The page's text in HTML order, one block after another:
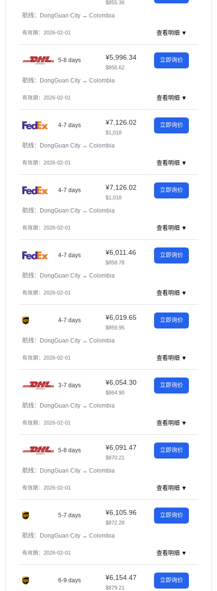
$855.36
航线：DongGuan City → Colombia
有效期：2026-02-01 查看明细 ▼
5-8 days ¥5,996.34
$856.62
立即询价
航线：DongGuan City → Colombia
有效期：2026-02-01 查看明细 ▼
4-7 days ¥7,126.02
$1,018
立即询价
航线：DongGuan City → Colombia
有效期：2026-02-01 查看明细 ▼
4-7 days ¥7,126.02
$1,018
立即询价
航线：DongGuan City → Colombia
有效期：2026-02-01 查看明细 ▼
4-7 days ¥6,011.46
$858.78
立即询价
航线：DongGuan City → Colombia
有效期：2026-02-01 查看明细 ▼
4-7 days ¥6,019.65
$859.95
立即询价
航线：DongGuan City → Colombia
有效期：2026-02-01 查看明细 ▼
3-7 days ¥6,054.30
$864.90
立即询价
航线：DongGuan City → Colombia
有效期：2026-02-01 查看明细 ▼
5-8 days ¥6,091.47
$870.21
立即询价
航线：DongGuan City → Colombia
有效期：2026-02-01 查看明细 ▼
5-7 days ¥6,105.96
$872.28
立即询价
航线：DongGuan City → Colombia
有效期：2026-02-01 查看明细 ▼
6-9 days ¥6,154.47
$879.21
立即询价